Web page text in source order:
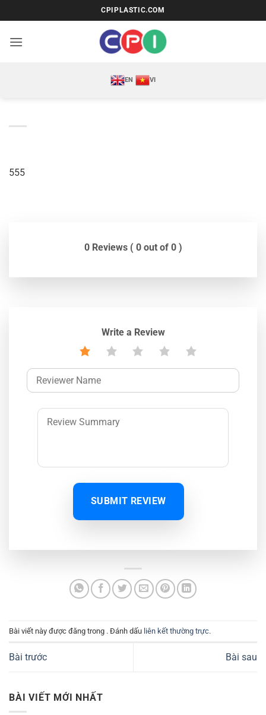
qua
nội
CPIPLASTIC.COM
EN VI
555
0 Reviews ( 0 out of 0 )
Write a Review
SUBMIT REVIEW
Bài viết này được đăng trong . Đánh dấu liên kết thường trực.
Bài trước Bài sau
BÀI VIẾT MỚI NHẤT